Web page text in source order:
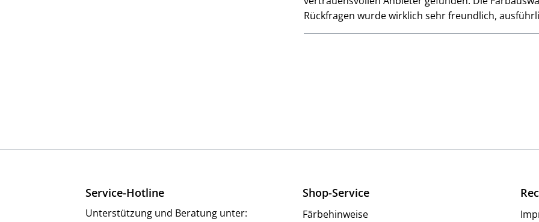
Rückfragen wurde wirklich sehr freundlich,
Service-Hotline
Unterstützung und Beratung unter:
Shop-Service
Färbehinweise